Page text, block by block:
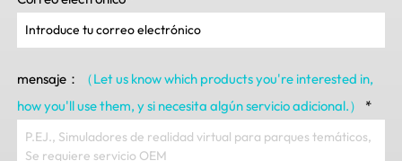
mensaje： （Let us know which products you're interested in,
how you'll use them, y si necesita algún servicio adicional.） *